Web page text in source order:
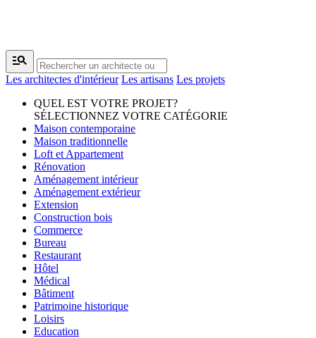
manage_search
Les architectes d'intérieur Les artisans Les projets
QUEL EST VOTRE PROJET?
SÉLECTIONNEZ VOTRE CATÉGORIE
Maison contemporaine
Maison traditionnelle
Loft et Appartement
Rénovation
Aménagement intérieur
Aménagement extérieur
Extension
Construction bois
Commerce
Bureau
Restaurant
Hôtel
Médical
Bâtiment
Patrimoine historique
Loisirs
Education